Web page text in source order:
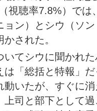
聴率7.8%）では
ョン）とシウ（ソ
された。
いてシウに聞かれた
「総括と特報」だ
動いたが、すぐに
上司と部下として過